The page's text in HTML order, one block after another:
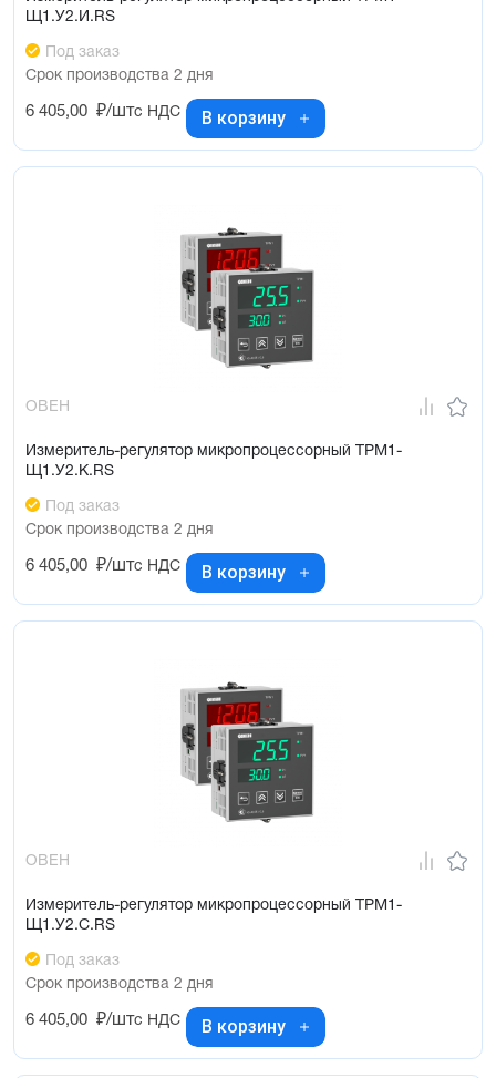
Щ1.У2.И.RS
Под заказ
Срок производства 2 дня
6 405,00 ₽/штс НДС В корзину
ОВЕН
Измеритель-регулятор микропроцессорный ТРМ1-
Щ1.У2.К.RS
Под заказ
Срок производства 2 дня
6 405,00 ₽/штс НДС В корзину
ОВЕН
Измеритель-регулятор микропроцессорный ТРМ1-
Щ1.У2.С.RS
Под заказ
Срок производства 2 дня
6 405,00 ₽/штс НДС В корзину